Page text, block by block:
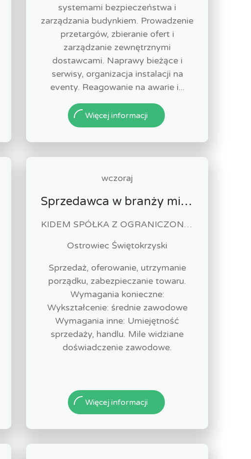
systemami bezpieczeństwa i
zarządzania budynkiem. Prowadzenie
przetargów, zbieranie ofert i
zarządzanie zewnętrznymi
dostawcami. Naprawy bieżące i
serwisy, organizacja instalacji na
eventy. Reagowanie na awarie i...
Więcej informacji
wczoraj
Sprzedawca w branży mięsnej
KIDEM SPÓŁKA Z OGRANICZONĄ ODPOWIEDZIALNOŚCIĄ
Ostrowiec Świętokrzyski
Sprzedaż, oferowanie, utrzymanie
porządku, zabezpieczanie towaru.
Wymagania konieczne:
Wykształcenie: średnie zawodowe
Wymagania inne: Umiejętność
sprzedaży, handlu. Mile widziane
doświadczenie zawodowe.
Więcej informacji